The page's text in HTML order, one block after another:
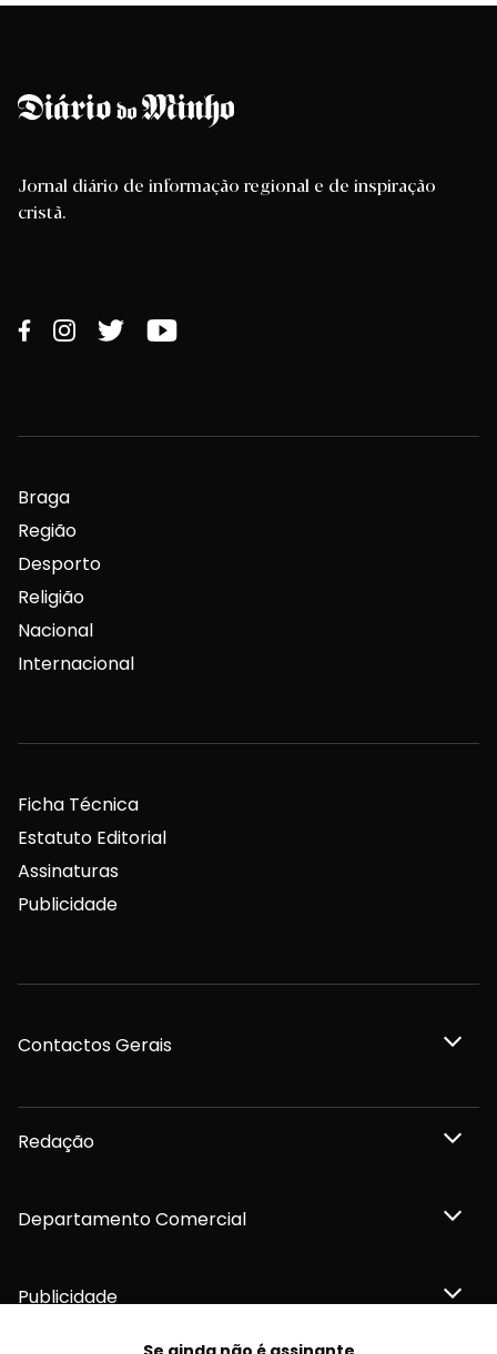
Jornal diário de informação regional e de inspiração
cristã.
Braga
Região
Desporto
Religião
Nacional
Internacional
Ficha Técnica
Estatuto Editorial
Assinaturas
Publicidade
Contactos Gerais
Redação
Departamento Comercial
Publicidade